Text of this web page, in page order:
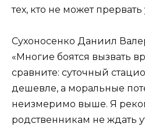
тех, кто не может
Сухоносенко Даниил
«Многие боятся вызвать
сравните: суточный
дешевле, а моральные
неизмеримо выше. Я
родственникам не ждать